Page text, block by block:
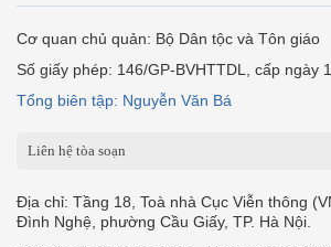
Cơ quan chủ quản: Bộ Dân tộc và Tôn giáo
Số giấy phép: 146/GP-BVHTTDL, cấp ngày
Tổng biên tập: Nguyễn Văn Bá
Liên hệ tòa soạn
Địa chỉ: Tầng 18, Toà nhà Cục Viễn thông
Đình Nghệ, phường Cầu Giấy, TP. Hà Nội.